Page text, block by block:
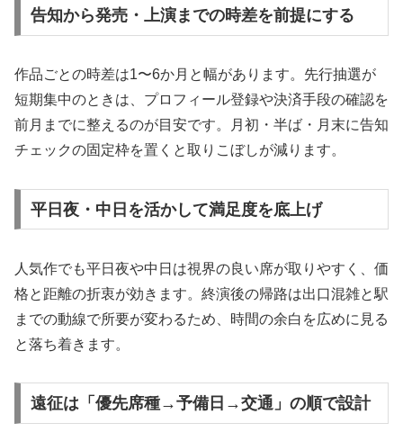
告知から発売・上演までの時差を前提にする
作品ごとの時差は1〜6か月と幅があります。先行抽選が
短期集中のときは、プロフィール登録や決済手段の確認を
前月までに整えるのが目安です。月初・半ば・月末に告知
チェックの固定枠を置くと取りこぼしが減ります。
平日夜・中日を活かして満足度を底上げ
人気作でも平日夜や中日は視界の良い席が取りやすく、価
格と距離の折衷が効きます。終演後の帰路は出口混雑と駅
までの動線で所要が変わるため、時間の余白を広めに見る
と落ち着きます。
遠征は「優先席種→予備日→交通」の順で設計